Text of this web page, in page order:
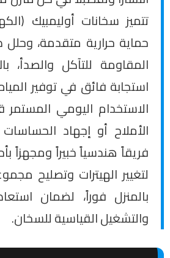
تتميز سخانات أوليمبيك
حماية حرارية متقدمة، وحلل
المقاومة للتآكل والصدأ،
استجابة فائق في توفير
الاستخدام اليومي
الأملاح أو إجهاد الحساسات
فريقاً هندسياً خبيراً
لتغيير الهيترات وتصليح
بالمنزل فوراً، لضمان
والتشغيل القياسية للسخان.